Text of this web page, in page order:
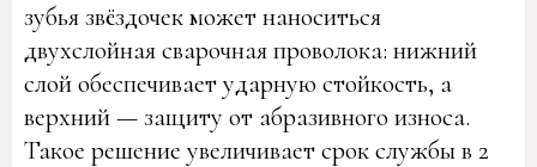
зубья звёздочек может наноситься
двухслойная сварочная проволока: нижний
слой обеспечивает ударную стойкость, а
верхний — защиту от абразивного износа.
Такое решение увеличивает срок службы в 2